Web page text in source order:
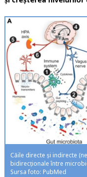
Căile directe și indirecte
bidirecționale între
Sursa foto: PubMed